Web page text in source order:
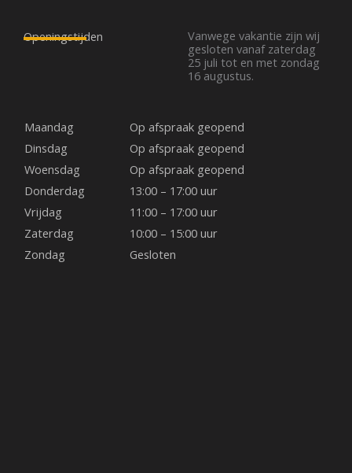
c
e
b
o
o
k
s
t
Openingstijden
Vanwege vakantie zijn wij
gesloten vanaf zaterdag
25 juli tot en met zondag
16 augustus.
Maandag
Op afspraak geopend
Dinsdag
Op afspraak geopend
Woensdag
Op afspraak geopend
Donderdag
13:00 – 17:00 uur
Vrijdag
11:00 – 17:00 uur
Zaterdag
10:00 – 15:00 uur
Zondag
Gesloten